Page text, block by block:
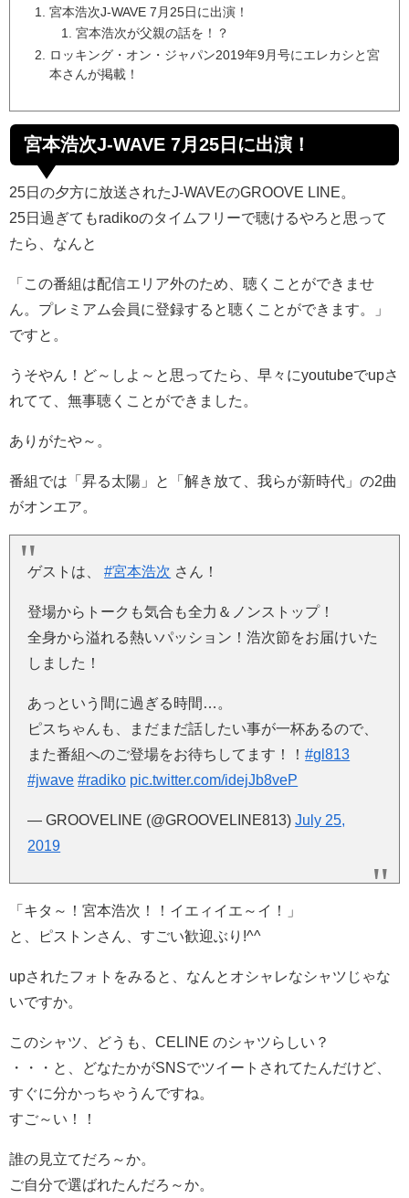
宮本浩次J-WAVE 7月25日に出演！
宮本浩次が父親の話を！？
ロッキング・オン・ジャパン2019年9月号にエレカシと宮
本さんが掲載！
宮本浩次J-WAVE 7月25日に出演！
25日の夕方に放送されたJ-WAVEのGROOVE LINE。
25日過ぎてもradikoのタイムフリーで聴けるやろと思って
たら、なんと
「この番組は配信エリア外のため、聴くことができませ
ん。プレミアム会員に登録すると聴くことができます。」
ですと。
うそやん！ど～しよ～と思ってたら、早々にyoutubeでupさ
れてて、無事聴くことができました。
ありがたや～。
番組では「昇る太陽」と「解き放て、我らが新時代」の2曲
がオンエア。
ゲストは、#宮本浩次 さん！
登場からトークも気合も全力＆ノンストップ！
全身から溢れる熱いパッション！浩次節をお届けいた
しました！
あっという間に過ぎる時間…。
ピスちゃんも、まだまだ話したい事が一杯あるので、
また番組へのご登場をお待ちしてます！！#gl813
#jwave #radiko pic.twitter.com/idejJb8veP
— GROOVELINE (@GROOVELINE813)July 25,
2019
「キタ～！宮本浩次！！イエィイエ～イ！」
と、ピストンさん、すごい歓迎ぶり!^^
upされたフォトをみると、なんとオシャレなシャツじゃな
いですか。
このシャツ、どうも、CELINE のシャツらしい？
・・・と、どなたかがSNSでツイートされてたんだけど、
すぐに分かっちゃうんですね。
すご～い！！
誰の見立てだろ～か。
ご自分で選ばれたんだろ～か。